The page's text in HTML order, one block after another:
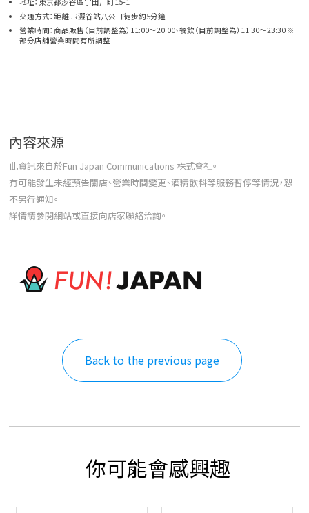
交通方式：距離JR澀谷站八公口徒步約5分鐘
營業時間：商品販售（目前調整為）11:00～20:00、餐飲（目前調整為）11:30～23:30 ※
部分店舖營業時間有所調整
內容來源
此資訊來自於Fun Japan Communications 株式會社。
有可能發生未經預告關店、營業時間變更、酒精飲料等服務暫停等情況，恕
不另行通知。
詳情請參閱網站或直接向店家聯絡洽詢。
Back to the previous page
你可能會感興趣